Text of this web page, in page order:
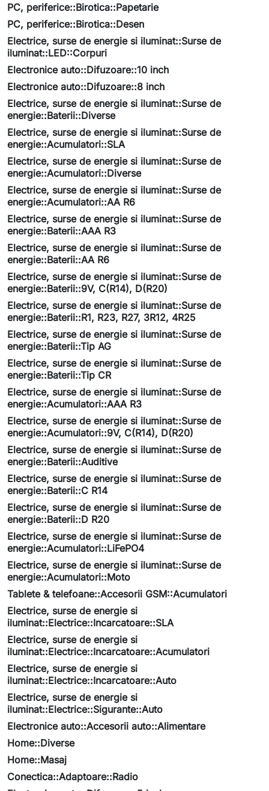
PC, periferice::Birotica::Papetarie
PC, periferice::Birotica::Desen
Electrice, surse de energie si iluminat::Surse de
iluminat::LED::Corpuri
Electronice auto::Difuzoare::10 inch
Electronice auto::Difuzoare::8 inch
Electrice, surse de energie si iluminat::Surse de
energie::Baterii::Diverse
Electrice, surse de energie si iluminat::Surse de
energie::Acumulatori::SLA
Electrice, surse de energie si iluminat::Surse de
energie::Acumulatori::Diverse
Electrice, surse de energie si iluminat::Surse de
energie::Acumulatori::AA R6
Electrice, surse de energie si iluminat::Surse de
energie::Baterii::AAA R3
Electrice, surse de energie si iluminat::Surse de
energie::Baterii::AA R6
Electrice, surse de energie si iluminat::Surse de
energie::Baterii::9V, C(R14), D(R20)
Electrice, surse de energie si iluminat::Surse de
energie::Baterii::R1, R23, R27, 3R12, 4R25
Electrice, surse de energie si iluminat::Surse de
energie::Baterii::Tip AG
Electrice, surse de energie si iluminat::Surse de
energie::Baterii::Tip CR
Electrice, surse de energie si iluminat::Surse de
energie::Acumulatori::AAA R3
Electrice, surse de energie si iluminat::Surse de
energie::Acumulatori::9V, C(R14), D(R20)
Electrice, surse de energie si iluminat::Surse de
energie::Baterii::Auditive
Electrice, surse de energie si iluminat::Surse de
energie::Baterii::C R14
Electrice, surse de energie si iluminat::Surse de
energie::Baterii::D R20
Electrice, surse de energie si iluminat::Surse de
energie::Acumulatori::LiFePO4
Electrice, surse de energie si iluminat::Surse de
energie::Acumulatori::Moto
Tablete & telefoane::Accesorii GSM::Acumulatori
Electrice, surse de energie si
iluminat::Electrice::Incarcatoare::SLA
Electrice, surse de energie si
iluminat::Electrice::Incarcatoare::Acumulatori
Electrice, surse de energie si
iluminat::Electrice::Incarcatoare::Auto
Electrice, surse de energie si
iluminat::Electrice::Sigurante::Auto
Electronice auto::Accesorii auto::Alimentare
Home::Diverse
Home::Masaj
Conectica::Adaptoare::Radio